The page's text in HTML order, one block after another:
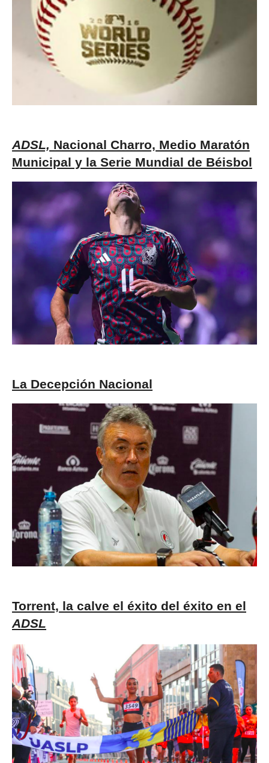
ADSL, Nacional Charro, Medio Maratón
Municipal y la Serie Mundial de Béisbol
La Decepción Nacional
Torrent, la calve el éxito del éxito en el
ADSL